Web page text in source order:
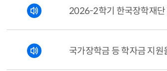
2026-2학기 한국장학재단